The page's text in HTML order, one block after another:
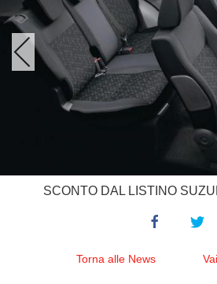
SCONTO DAL LISTINO
Torna alle News